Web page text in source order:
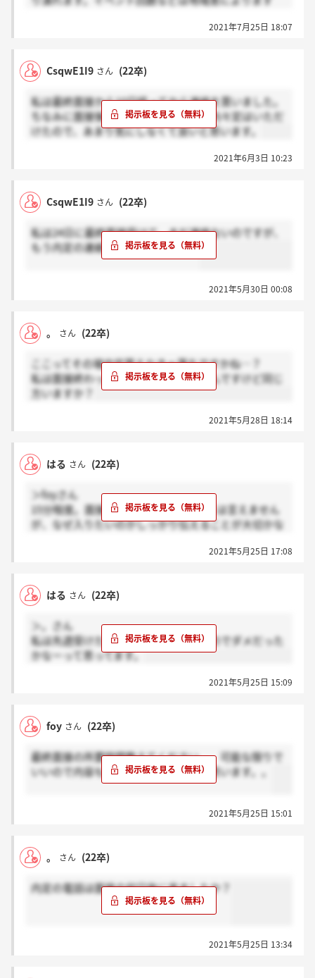
れだけ休みが潰れます。ちなみに振替休日などはあり
ありません。その割に給料はよくありません。
やりがいを求めるのもいいですが、自分の時間を大切
2021年7月25日 18:07
CsqwE1I9 さん (22卒)
私は最終面接から10日経ってから連絡を貰いました。
ちなみに面接後はすぐ帰りましたが、内々定はいただ
けたので、あまり気にしなくて良いと思います。
2021年6月3日 10:23
CsqwE1I9 さん (22卒)
私は24日に最終面接受けて、まだ連絡ないのですが、
もう内定の連絡来てる方いますか？
2021年5月30日 00:08
。 さん (22卒)
ここってその場内定貰えなきゃ落ちですかね…？
私は面接終わったあとすぐ帰らされたんですけど同じ
方いますか？
2021年5月28日 18:14
はる さん (22卒)
＞foyさん
15分程度。面接官は3名。内容は詳しくは言えません
が、なぜ入りたいのかしっかり伝えることが大切かな
2021年5月25日 17:08
はる さん (22卒)
＞。さん
私は先週受けたのですが、まだ来ないのでダメだった
かなーって思ってます。
2021年5月25日 15:09
foy さん (22卒)
最終面接の所要時間教えてください、、可能な限りで
いいので内容も教えていただければと思います。。
2021年5月25日 15:01
。 さん (22卒)
内定の電話は面接の何日後に来ましたか？
2021年5月25日 13:34